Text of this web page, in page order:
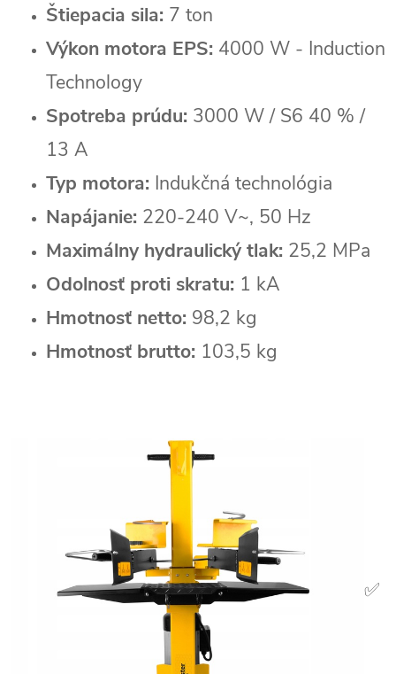
Štiepacia sila: 7 ton
Výkon motora EPS: 4000 W - Induction
Technology
Spotreba prúdu: 3000 W / S6 40 % /
13 A
Typ motora: Indukčná technológia
Napájanie: 220-240 V~, 50 Hz
Maximálny hydraulický tlak: 25,2 MPa
Odolnosť proti skratu: 1 kA
Hmotnosť netto: 98,2 kg
Hmotnosť brutto: 103,5 kg
✅